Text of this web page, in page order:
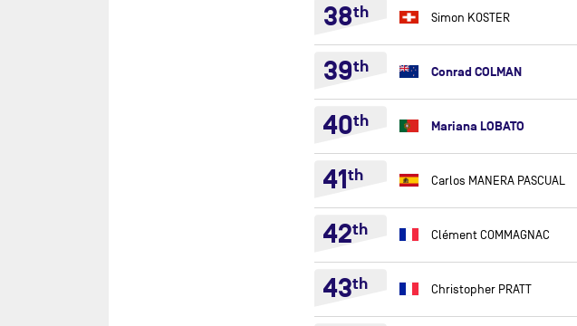
38th Simon KOSTER
39th Conrad COLMAN
40th Mariana LOBATO
41th Carlos MANERA PASCUAL
42th Clément COMMAGNAC
43th Christopher PRATT